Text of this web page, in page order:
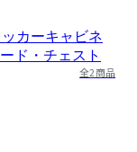
全2商品